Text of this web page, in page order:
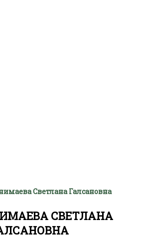
Светлана Галсановна
СВЕТЛАНА